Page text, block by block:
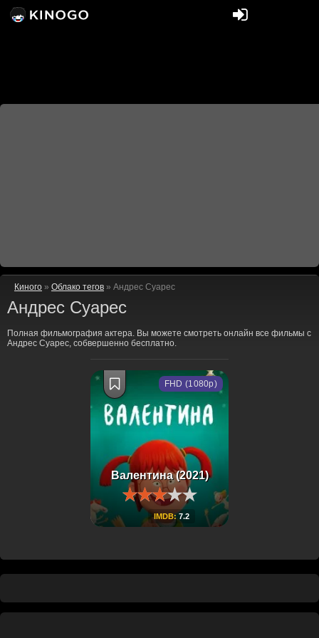
Киного » Облако тегов » Андрес Суарес
Андрес Суарес
Полная фильмография актера. Вы можете смотреть онлайн все фильмы с
Андрес Суарес, собвершенно бесплатно.
Валентина (2021)
IMDB:7.2
FHD (1080p)